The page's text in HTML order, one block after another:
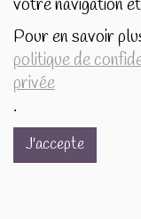
votre navigation
Pour en savoir
politique de
privée
.
J'accepte